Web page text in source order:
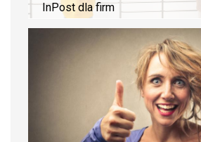
InPost dla firm